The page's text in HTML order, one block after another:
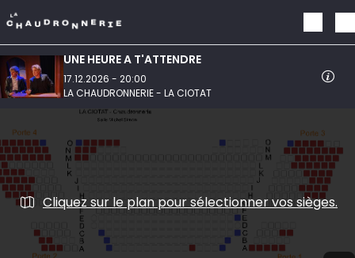
Aller au contenu principal
UNE HEURE A T'ATTENDRE
17.12.2026 - 20:00
LA CHAUDRONNERIE - LA CIOTAT
Cliquez sur le plan pour sélectionner vos sièges.